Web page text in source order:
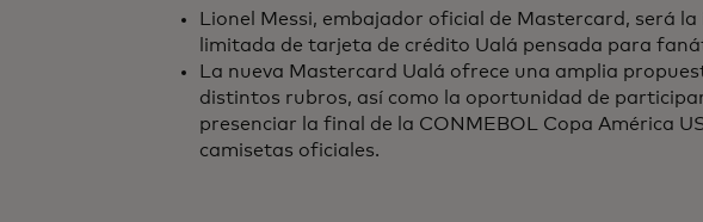
Lionel Messi, embajador oficial de Mastercard, será
limitada de tarjeta de crédito Ualá pensada para
La nueva Mastercard Ualá ofrece una amplia
distintos rubros, así como la oportunidad de
presenciar la final de la CONMEBOL Copa América
camisetas oficiales.